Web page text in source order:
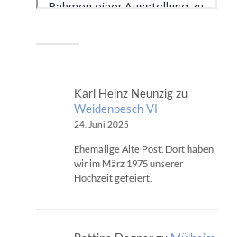
Karl Heinz Neunzigzu
Weidenpesch VI
24. Juni 2025
Ehemalige Alte Post. Dort haben
wir im März 1975 unserer
Hochzeit gefeiert.